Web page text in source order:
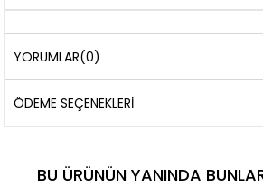
YORUMLAR(0)
ÖDEME SEÇENEKLERI
BU ÜRÜNÜN YANINDA